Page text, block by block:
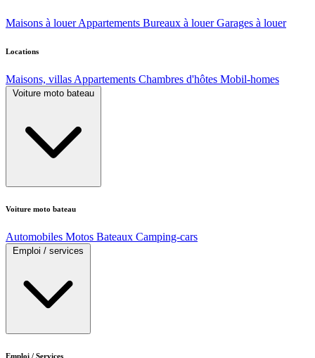
Maisons à louer Appartements Bureaux à louer Garages à louer
Locations
Maisons, villas Appartements Chambres d'hôtes Mobil-homes
Voiture moto bateau
Voiture moto bateau
Automobiles Motos Bateaux Camping-cars
Emploi / services
Emploi / Services